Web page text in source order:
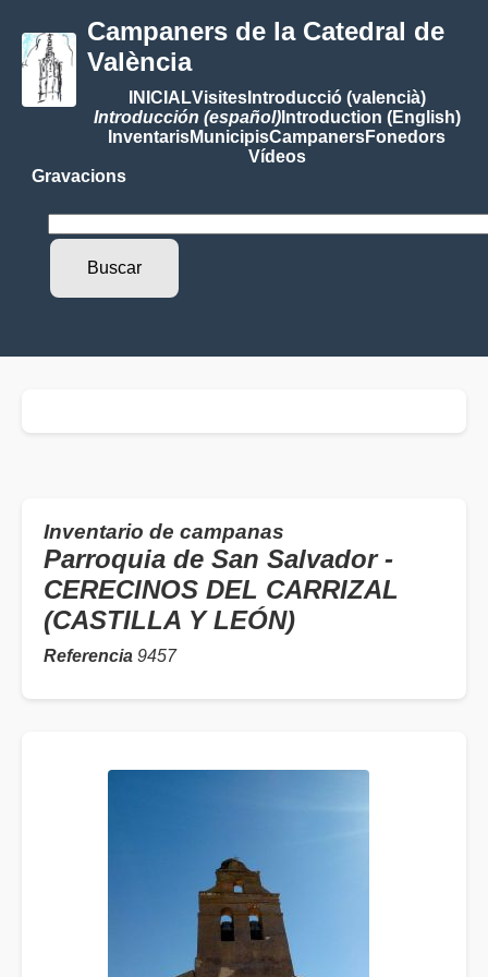
Campaners de la Catedral de
València
INICIALVisitesIntroducció (valencià)
Introducción (español)Introduction (English)
InventarisMunicipisCampanersFonedors
Vídeos
Gravacions
Inventario de campanas
Parroquia de San Salvador -
CERECINOS DEL CARRIZAL
(CASTILLA Y LEÓN)
Referencia 9457